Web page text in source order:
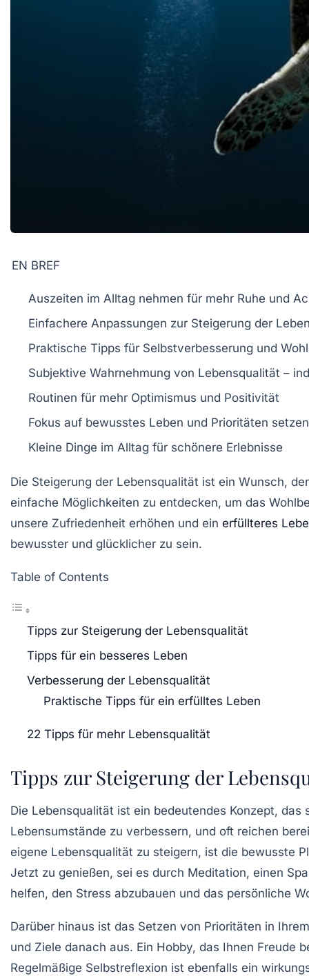
EN BREF
Auszeiten im Alltag nehmen für mehr Ruhe und
Einfachere Anpassungen zur Steigerung der
Praktische Tipps für Selbstverbesserung und
Subjektive Wahrnehmung von Lebensqualität –
Routinen für mehr Optimismus und Positivität
Fokus auf bewusstes Leben und Prioritäten setzen
Kleine Dinge im Alltag für schönere Erlebnisse
Die Steigerung der Lebensqualität ist ein Wunsch,
einfache Möglichkeiten zu entdecken, um das
unsere Zufriedenheit erhöhen und ein erfüllteres
bewusster und glücklicher zu sein.
Table of Contents
Tipps zur Steigerung der Lebensqualität
Tipps für ein besseres Leben
Verbesserung der Lebensqualität
Praktische Tipps für ein erfülltes Leben
22 Tipps für mehr Lebensqualität
Tipps zur Steigerung der
Die Lebensqualität ist ein bedeutendes Konzept,
Lebensumstände zu verbessern, und oft reichen
eigene Lebensqualität zu steigern, ist die bewusste
Jetzt zu genießen, sei es durch Meditation, einen
helfen, den Stress abzubauen und das persönliche
Darüber hinaus ist das Setzen von Prioritäten in
und Ziele danach aus. Ein Hobby, das Ihnen Freude
Regelmäßige Selbstreflexion ist ebenfalls ein